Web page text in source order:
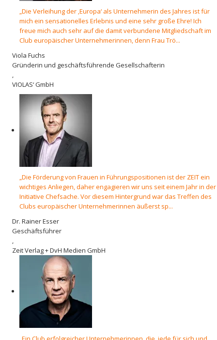
„Die Verleihung der ‚Europa‘ als Unternehmerin des Jahres ist für
mich ein sensationelles Erlebnis und eine sehr große Ehre! Ich
freue mich auch sehr auf die damit verbundene Mitgliedscha­ft im
Club europäischer Unternehmerinnen, denn Frau Trö...
Viola Fuchs
Gründerin und geschäftsführende Gesellschafterin
,
VIOLAS‘ GmbH
„Die Förderung von Frauen in Führungspositionen ist der ZEIT ein
wichtiges Anliegen, daher engagieren wir uns seit einem Jahr in der
Initiative Chefsache. Vor diesem Hintergrund war das Treffen des
Clubs europäischer Unternehmerinnen äußerst sp...
Dr. Rainer Esser
Geschäftsführer
,
Zeit Verlag + DvH Medien GmbH